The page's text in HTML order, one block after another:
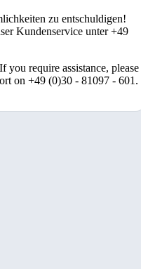
zu entschuldigen!
Kundenservice unter +49
you require assistance, please
on +49 (0)30 - 81097 - 601.